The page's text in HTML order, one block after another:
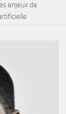
enjeux de